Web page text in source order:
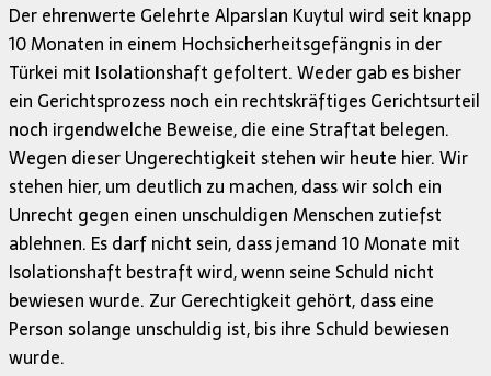
Der ehrenwerte Gelehrte Alparslan Kuytul wird seit knapp
10 Monaten in einem Hochsicherheitsgefängnis in der
Türkei mit Isolationshaft gefoltert. Weder gab es bisher
ein Gerichtsprozess noch ein rechtskräftiges Gerichtsurteil
noch irgendwelche Beweise, die eine Straftat belegen.
Wegen dieser Ungerechtigkeit stehen wir heute hier. Wir
stehen hier, um deutlich zu machen, dass wir solch ein
Unrecht gegen einen unschuldigen Menschen zutiefst
ablehnen. Es darf nicht sein, dass jemand 10 Monate mit
Isolationshaft bestraft wird, wenn seine Schuld nicht
bewiesen wurde. Zur Gerechtigkeit gehört, dass eine
Person solange unschuldig ist, bis ihre Schuld bewiesen
wurde.